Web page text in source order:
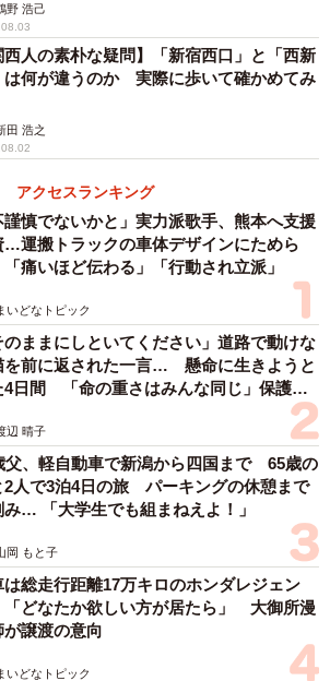
野 浩己
西人の素朴な疑問】「新宿西口」と「西新
は何が違うのか 実際に歩いて確かめてみ
田 浩之
アクセスランキング
謹慎でないかと」実力派歌手、熊本へ支援
…運搬トラックの車体デザインにためら
痛いほど伝わる」「行動され立派」
いどなトピック
のままにしといてください」道路で動けな
を前に返された一言… 懸命に生きようと
4日間 「命の重さはみんな同じ」保護団
辺 晴子
父、軽自動車で新潟から四国まで 65歳の
2人で3泊4日の旅 パーキングの休憩まで
み… 「大学生でも組まねえよ！」
岡 もと子
は総走行距離17万キロのホンダレジェン
どなたか欲しい方が居たら」 大御所漫
が譲渡の意向
いどなトピック